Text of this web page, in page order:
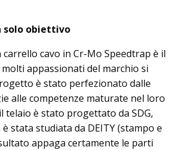
solo obiettivo
carrello cavo in Cr-Mo Speedtrap è il
appassionati del marchio si
è stato perfezionato dalle
alle competenze maturate nel loro
telaio è stato progettato da SDG,
stata studiata da DEITY (stampo e
appaga certamente le parti